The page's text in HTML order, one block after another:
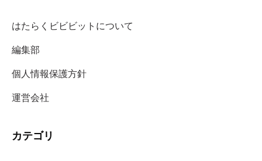
はたらくビビビットについて
編集部
個人情報保護方針
運営会社
カテゴリ